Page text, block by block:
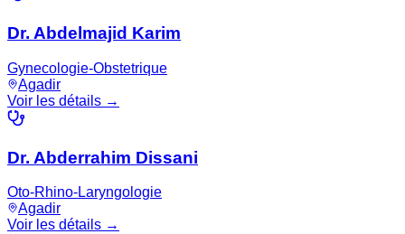
Dr. Abdelmajid Karim
Gynecologie-Obstetrique
Agadir
Voir les détails →
Dr. Abderrahim Dissani
Oto-Rhino-Laryngologie
Agadir
Voir les détails →